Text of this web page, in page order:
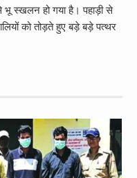
भू स्खलन हो गया है। पहाड़ी से
को तोड़ते हुए बड़े बड़े पत्थर